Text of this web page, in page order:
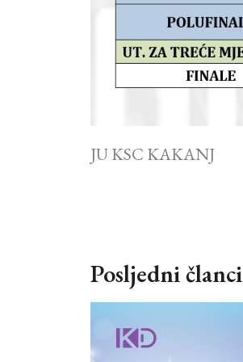
JU KSC KAKANJ
Posljedni članci